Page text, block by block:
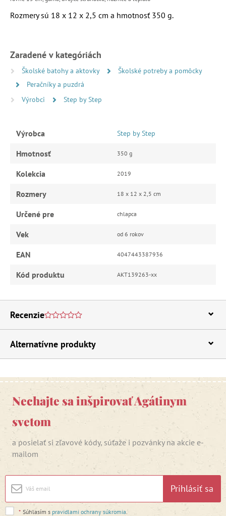
Rozmery sú 18 x 12 x 2,5 cm a hmotnosť 350 g.
Zaradené v kategóriách
Školské batohy a aktovky
Školské potreby a pomôcky
Peračníky a puzdrá
Výrobci
Step by Step
Výrobca Step by Step
Hmotnosť 350 g
Kolekcia 2019
Rozmery 18 x 12 x 2,5 cm
Určené pre chlapca
Vek od 6 rokov
EAN 4047443387936
Kód produktu AKT139263-xx
Recenzie
Alternatívne produkty
Nechajte sa inšpirovať Agátinym
svetom
a posielať si zľavové kódy, súťaže i pozvánky na akcie e-
mailom
Prihlásiť sa
* Súhlasím s pravidlami ochrany súkromia